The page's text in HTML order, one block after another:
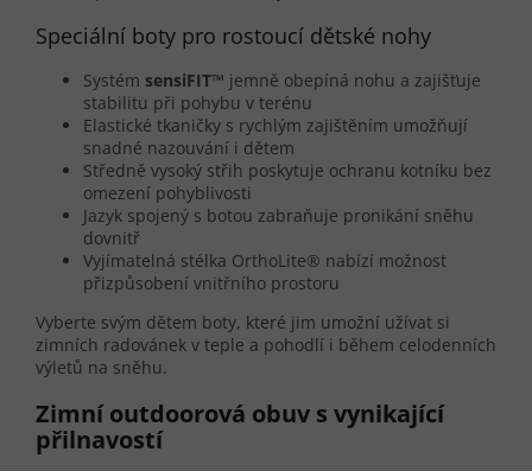
Speciální boty pro rostoucí dětské nohy
Systém sensiFIT™ jemně obepíná nohu a zajišťuje
stabilitu při pohybu v terénu
Elastické tkaničky s rychlým zajištěním umožňují
snadné nazouvání i dětem
Středně vysoký střih poskytuje ochranu kotníku bez
omezení pohyblivosti
Jazyk spojený s botou zabraňuje pronikání sněhu
dovnitř
Vyjímatelná stélka OrthoLite® nabízí možnost
přizpůsobení vnitřního prostoru
Vyberte svým dětem boty, které jim umožní užívat si
zimních radovánek v teple a pohodlí i během celodenních
výletů na sněhu.
Zimní outdoorová obuv s vynikající
přilnavostí